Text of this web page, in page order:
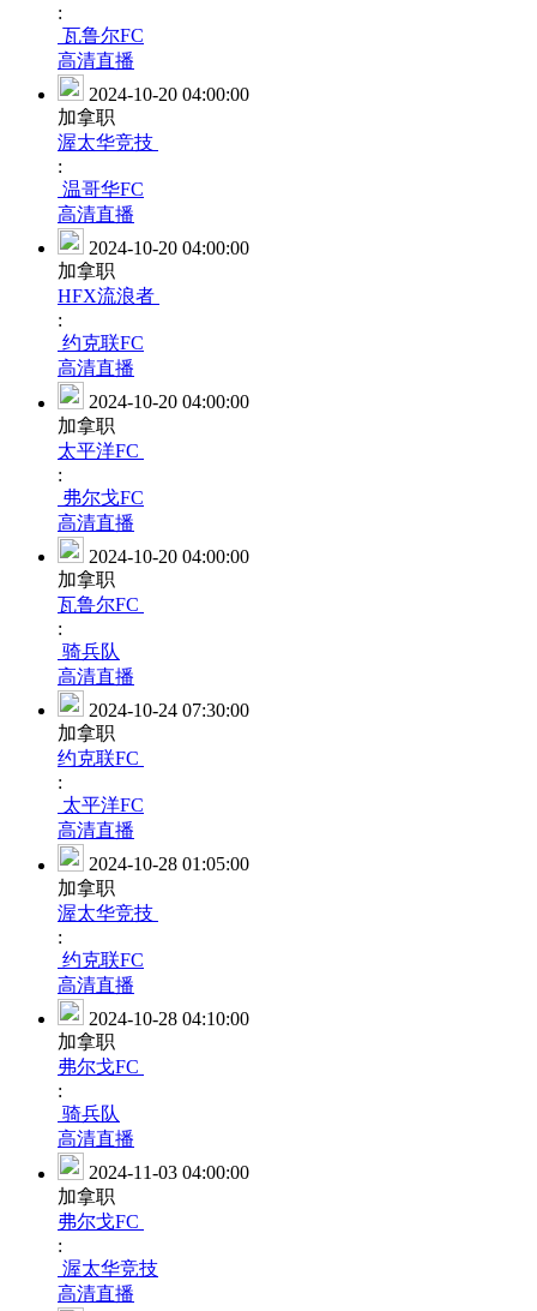
:
瓦鲁尔FC
高清直播
2024-10-20 04:00:00
加拿职
渥太华竞技
:
温哥华FC
高清直播
2024-10-20 04:00:00
加拿职
HFX流浪者
:
约克联FC
高清直播
2024-10-20 04:00:00
加拿职
太平洋FC
:
弗尔戈FC
高清直播
2024-10-20 04:00:00
加拿职
瓦鲁尔FC
:
骑兵队
高清直播
2024-10-24 07:30:00
加拿职
约克联FC
:
太平洋FC
高清直播
2024-10-28 01:05:00
加拿职
渥太华竞技
:
约克联FC
高清直播
2024-10-28 04:10:00
加拿职
弗尔戈FC
:
骑兵队
高清直播
2024-11-03 04:00:00
加拿职
弗尔戈FC
:
渥太华竞技
高清直播